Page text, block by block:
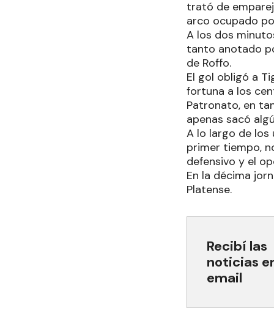
trató de
arco ocupado
A los dos
tanto anotado
de Roffo.
El gol obligó a
fortuna a los
Patronato, en
apenas sacó
A lo largo de los
primer tiempo,
defensivo y el
En la décima
Platense.
Recibí las
noticias
email